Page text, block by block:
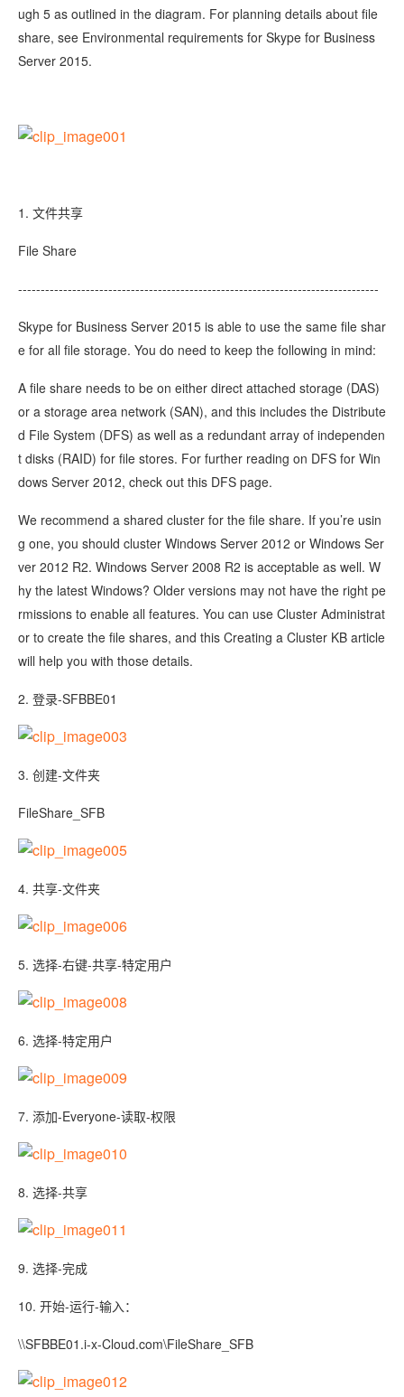
ugh 5 as outlined in the diagram. For planning details about file
share, see Environmental requirements for Skype for Business
Server 2015.
1. 文件共享
File Share
--------------------------------------------------------------------------------
Skype for Business Server 2015 is able to use the same file shar
e for all file storage. You do need to keep the following in mind:
A file share needs to be on either direct attached storage (DAS)
or a storage area network (SAN), and this includes the Distribute
d File System (DFS) as well as a redundant array of independen
t disks (RAID) for file stores. For further reading on DFS for Win
dows Server 2012, check out this DFS page.
We recommend a shared cluster for the file share. If you’re usin
g one, you should cluster Windows Server 2012 or Windows Ser
ver 2012 R2. Windows Server 2008 R2 is acceptable as well. W
hy the latest Windows? Older versions may not have the right pe
rmissions to enable all features. You can use Cluster Administrat
or to create the file shares, and this Creating a Cluster KB article
will help you with those details.
2. 登录-SFBBE01
3. 创建-文件夹
FileShare_SFB
4. 共享-文件夹
5. 选择-右键-共享-特定用户
6. 选择-特定用户
7. 添加-Everyone-读取-权限
8. 选择-共享
9. 选择-完成
10. 开始-运行-输入：
\\SFBBE01.i-x-Cloud.com\FileShare_SFB